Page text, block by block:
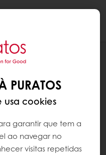
PURATOS
usa cookies
garantir que tem a
ao navegar no
visitas repetidas